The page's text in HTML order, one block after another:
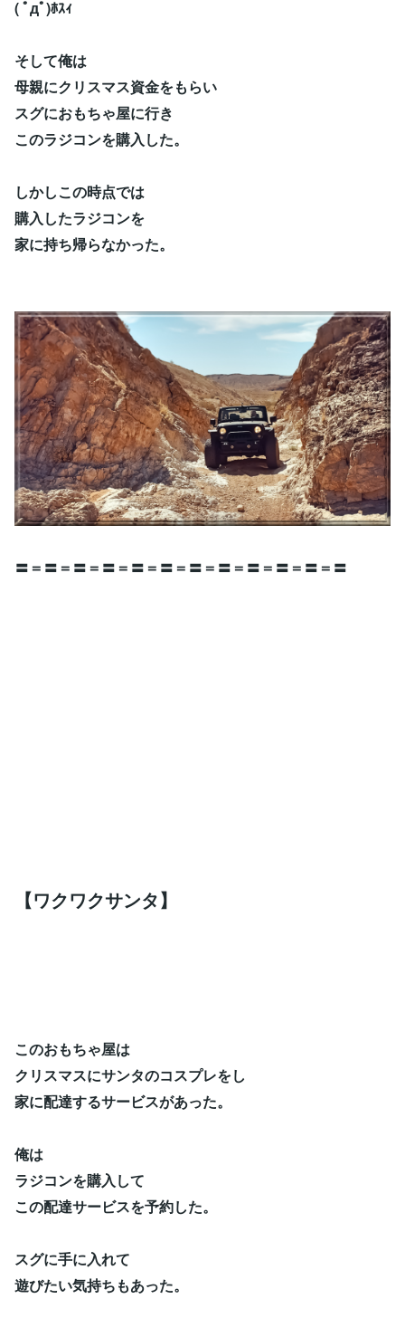
( ﾟдﾟ)ﾎｽｨ
そして俺は
母親にクリスマス資金をもらい
スグにおもちゃ屋に行き
このラジコンを購入した。
しかしこの時点では
購入したラジコンを
家に持ち帰らなかった。
〓＝〓＝〓＝〓＝〓＝〓＝〓＝〓＝〓＝〓＝〓＝〓
【ワクワクサンタ】
このおもちゃ屋は
クリスマスにサンタのコスプレをし
家に配達するサービスがあった。
俺は
ラジコンを購入して
この配達サービスを予約した。
スグに手に入れて
遊びたい気持ちもあった。